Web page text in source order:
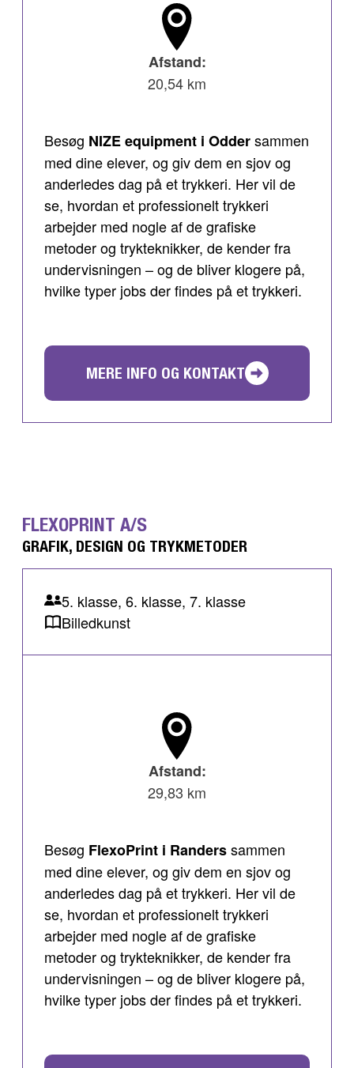
Afstand:
20,54 km
Besøg NIZE equipment i Oddersammen
med dine elever, og giv dem en sjov og
anderledes dag på et trykkeri. Her vil de
se, hvordan et professionelt trykkeri
arbejder med nogle af de grafiske
metoder og trykteknikker, de kender fra
undervisningen – og de bliver klogere på,
hvilke typer jobs der findes på et trykkeri.
MERE INFO OG KONTAKT
FLEXOPRINT A/S
GRAFIK, DESIGN OG TRYKMETODER
5. klasse, 6. klasse, 7. klasse
Billedkunst
Afstand:
29,83 km
Besøg FlexoPrint i Randerssammen
med dine elever, og giv dem en sjov og
anderledes dag på et trykkeri. Her vil de
se, hvordan et professionelt trykkeri
arbejder med nogle af de grafiske
metoder og trykteknikker, de kender fra
undervisningen – og de bliver klogere på,
hvilke typer jobs der findes på et trykkeri.